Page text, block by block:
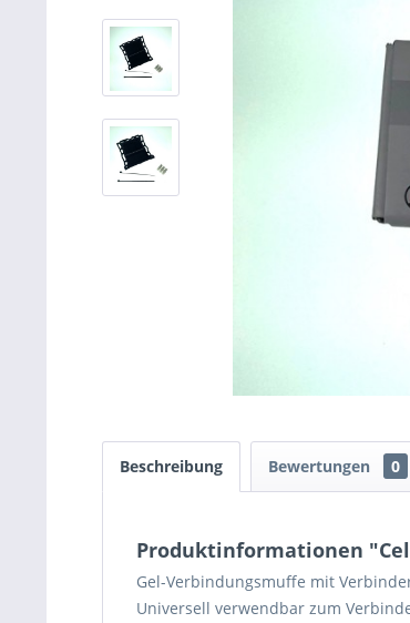
Beschreibung Bewertungen 0
Produktinformationen
Gel-Verbindungsmuffe mit
Universell verwendbar zum